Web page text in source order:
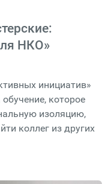
НКО»
инициатив»
которое
изоляцию,
коллег из других